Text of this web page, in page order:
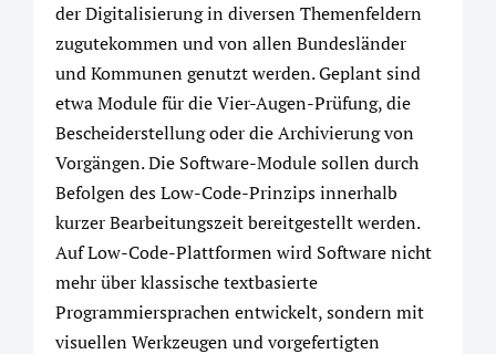
der Digitalisierung in diversen Themenfeldern
zugutekommen und von allen Bundesländer
und Kommunen genutzt werden. Geplant sind
etwa Module für die Vier-Augen-Prüfung, die
Bescheiderstellung oder die Archivierung von
Vorgängen. Die Software-Module sollen durch
Befolgen des Low-Code-Prinzips innerhalb
kurzer Bearbeitungszeit bereitgestellt werden.
Auf Low-Code-Plattformen wird Software nicht
mehr über klassische textbasierte
Programmiersprachen entwickelt, sondern mit
visuellen Werkzeugen und vorgefertigten